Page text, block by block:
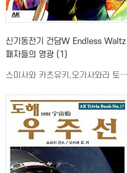
신기동전기 건담W Endless Waltz
패자들의 영광 (1)
스미사와 카츠유키,오가사와라 토모후미